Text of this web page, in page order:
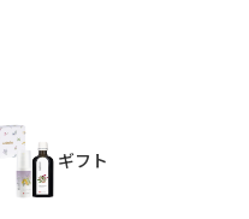
ギフト